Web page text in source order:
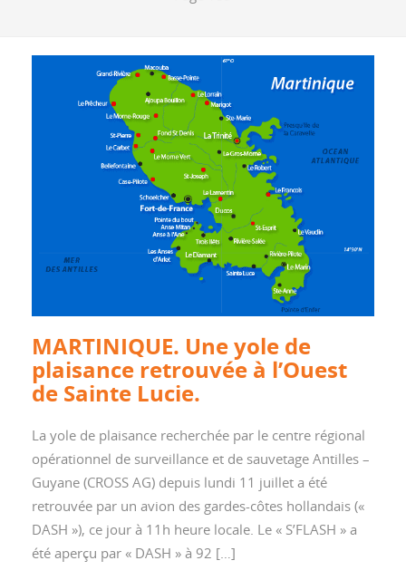
MARTINIQUE. Une yole de
plaisance retrouvée à l’Ouest
de Sainte Lucie.
La yole de plaisance recherchée par le centre régional
opérationnel de surveillance et de sauvetage Antilles –
Guyane (CROSS AG) depuis lundi 11 juillet a été
retrouvée par un avion des gardes-côtes hollandais («
DASH »), ce jour à 11h heure locale. Le « S’FLASH » a
été aperçu par « DASH » à 92 […]